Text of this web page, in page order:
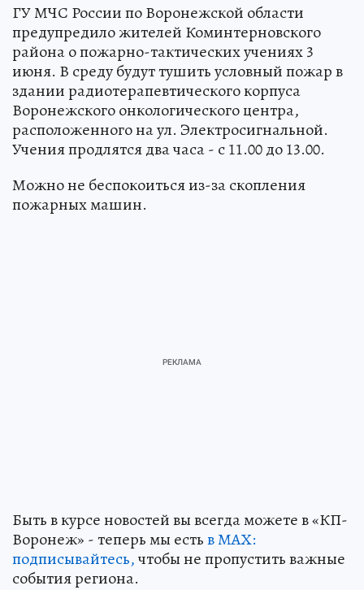
ГУ МЧС России по Воронежской области
предупредило жителей Коминтерновского
района о пожарно-тактических учениях 3
июня. В среду будут тушить условный пожар в
здании радиотерапевтического корпуса
Воронежского онкологического центра,
расположенного на ул. Электросигнальной.
Учения продлятся два часа - с 11.00 до 13.00.
Можно не беспокоиться из-за скопления
пожарных машин.
Быть в курсе новостей вы всегда можете в «КП-
Воронеж» - теперь мы естьв МАХ:
подписывайтесь,чтобы не пропустить важные
события региона.